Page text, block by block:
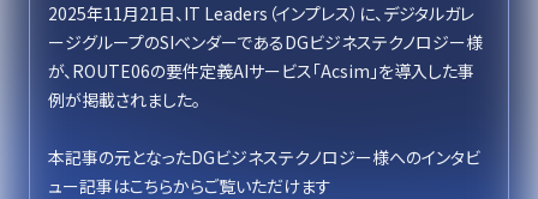
2025年11月21日、IT Leaders（インプレス）に、デジタルガレ
ージグループのSIベンダーであるDGビジネステクノロジー様
が、ROUTE06の要件定義AIサービス「Acsim」を導入した事
例が掲載されました。
本記事の元となったDGビジネステクノロジー様へのインタビ
ュー記事はこちらからご覧いただけます